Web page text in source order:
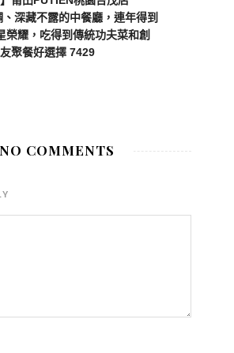
深藏不露的中餐廳，連年得到
榮耀，吃得到傳統功夫菜和創
聚餐好選擇 7429
NO COMMENTS